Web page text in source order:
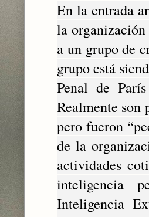
En la entrada
la
a un grupo de
grupo está
Penal de
Realmente son
pero fueron
de la
actividades
inteligencia
Inteligencia